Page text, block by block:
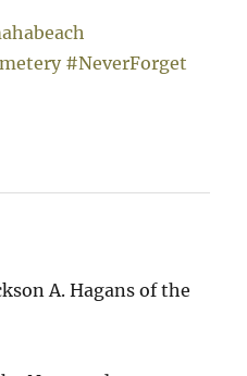
#NeverForget
A. Hagans of the